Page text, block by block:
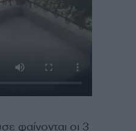
φαίνονται οι 3